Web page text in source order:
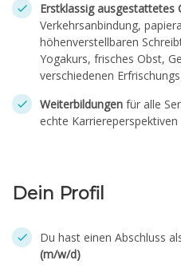
Erstklassig ausgestattetes
Verkehrsanbindung,
höhenverstellbaren
Yogakurs, frisches Obst,
verschiedenen
Weiterbildungen für alle
echte Karriereperspektiven
Dein Profil
Du hast einen Abschluss
(m/w/d)